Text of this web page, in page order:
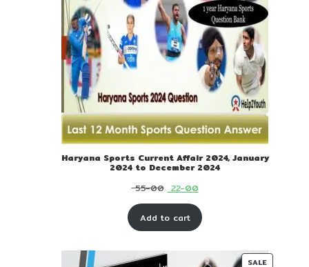
Haryana Sports Current Affair 2024, January
2024 to December 2024
55-00 Original
price
was:
00.
22-00Current
price
is:
00.
Add to cart
SALE